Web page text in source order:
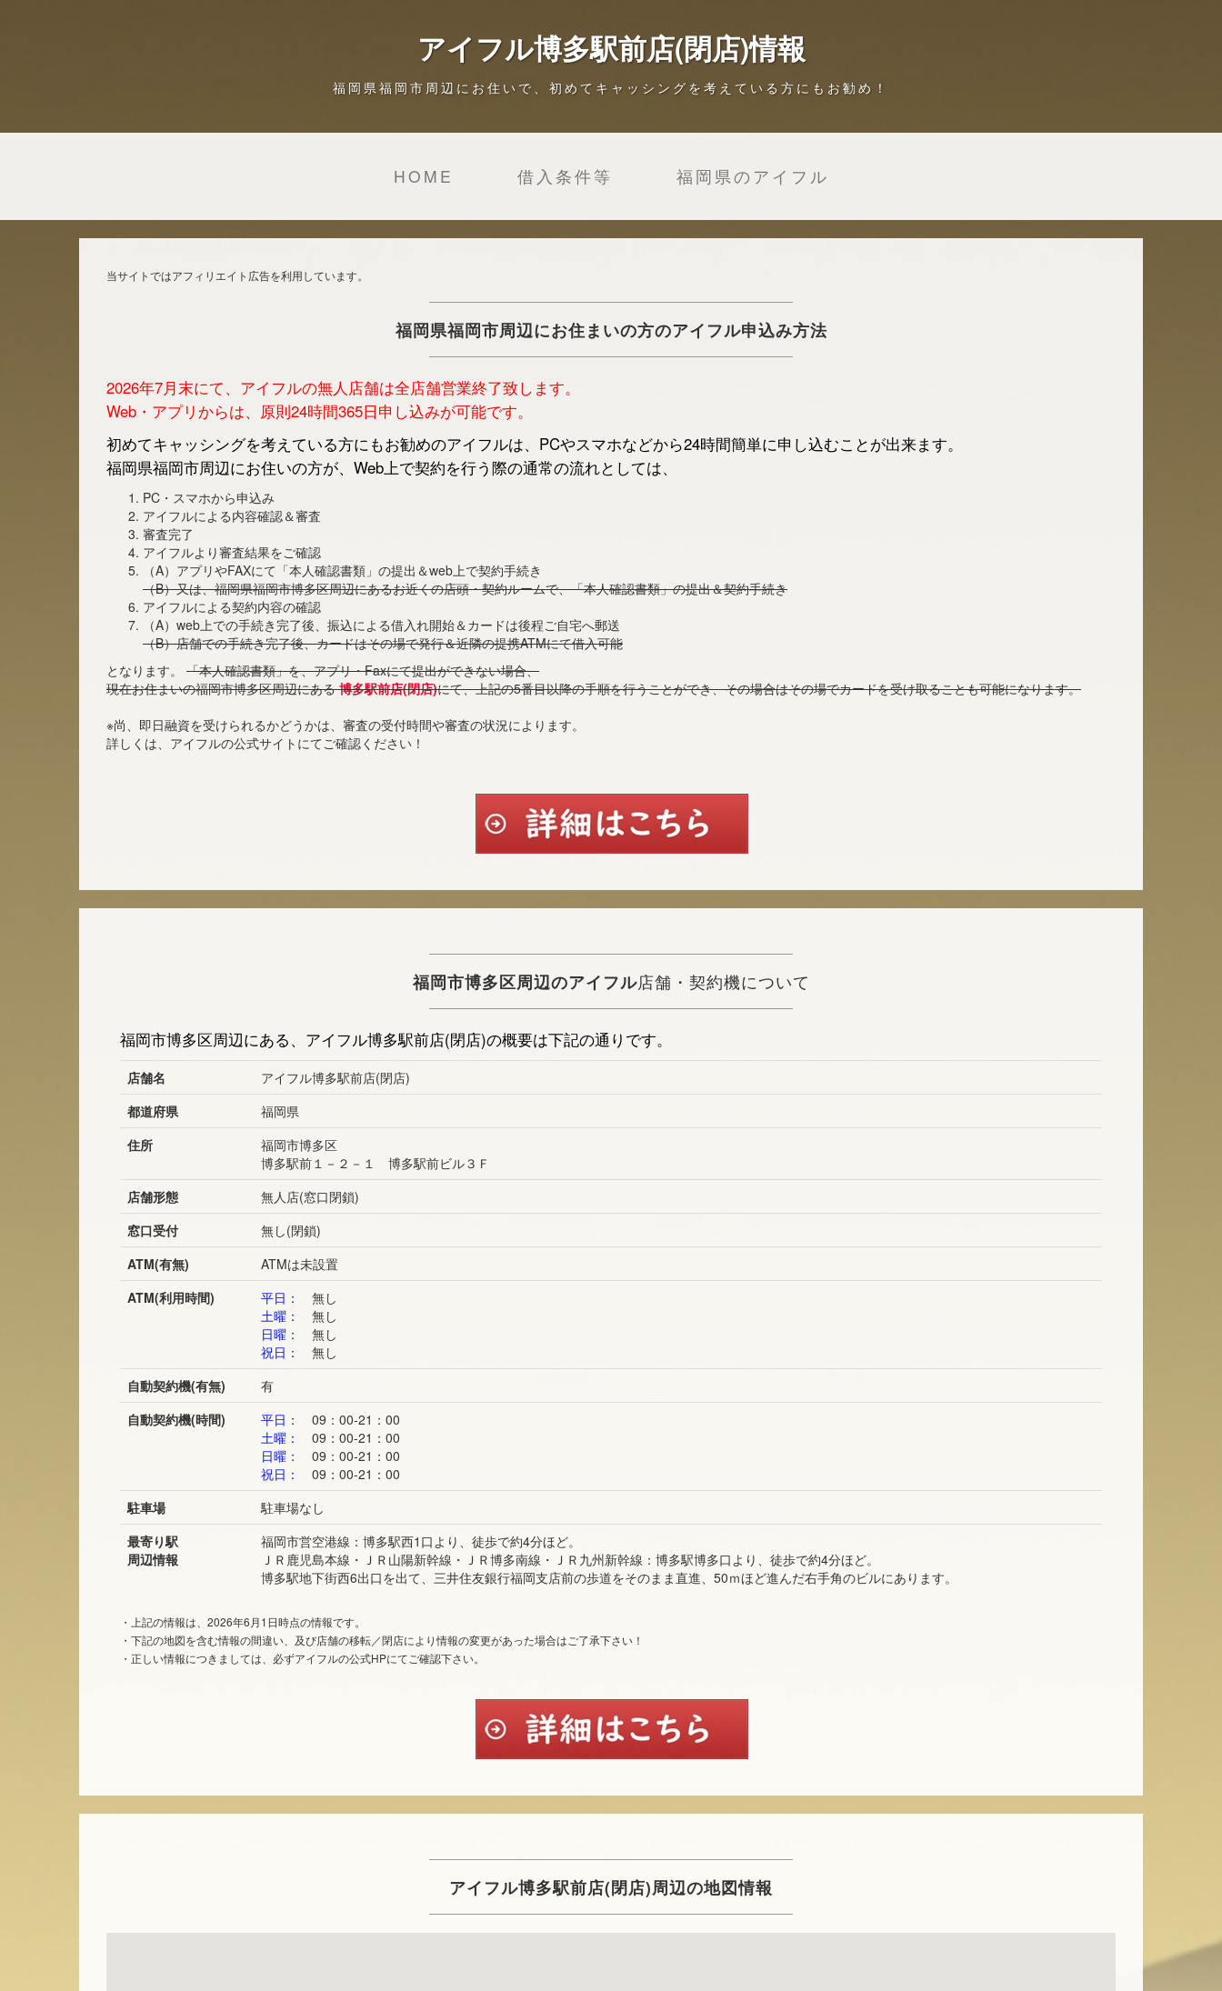
アイフル博多駅前店(閉店)情報
福岡県福岡市周辺にお住いで、初めてキャッシングを考えている方にもお勧め！
HOME 借入条件等 福岡県のアイフル
当サイトではアフィリエイト広告を利用しています。
福岡県福岡市周辺にお住まいの方のアイフル申込み方法
2026年7月末にて、アイフルの無人店舗は全店舗営業終了致します。
Web・アプリからは、原則24時間365日申し込みが可能です。
初めてキャッシングを考えている方にもお勧めのアイフルは、PCやスマホなどから24時間簡単に申し込むことが出来ます。
福岡県福岡市周辺にお住いの方が、Web上で契約を行う際の通常の流れとしては、
PC・スマホから申込み
アイフルによる内容確認＆審査
審査完了
アイフルより審査結果をご確認
（A）アプリやFAXにて「本人確認書類」の提出＆web上で契約手続き
（B）又は、福岡県福岡市博多区周辺にあるお近くの店頭・契約ルームで、「本人確認書類」の提出＆契約手続き
アイフルによる契約内容の確認
（A）web上での手続き完了後、振込による借入れ開始＆カードは後程ご自宅へ郵送
（B）店舗での手続き完了後、カードはその場で発行＆近隣の提携ATMにて借入可能
となります。 「本人確認書類」を、アプリ・Faxにて提出ができない場合、
現在お住まいの福岡市博多区周辺にある博多駅前店(閉店)にて、上記の5番目以降の手順を行うことができ、その場合はその場でカードを受け取ることも可能になります。
※尚、即日融資を受けられるかどうかは、審査の受付時間や審査の状況によります。
詳しくは、アイフルの公式サイトにてご確認ください！
福岡市博多区周辺のアイフル店舗・契約機について
福岡市博多区周辺にある、アイフル博多駅前店(閉店)の概要は下記の通りです。
店舗名
アイフル博多駅前店(閉店)
都道府県
福岡県
住所
福岡市博多区
博多駅前１－２－１ 博多駅前ビル３Ｆ
店舗形態
無人店(窓口閉鎖)
窓口受付
無し(閉鎖)
ATM(有無)
ATMは未設置
ATM(利用時間)
平日：
無し
土曜：
無し
日曜：
無し
祝日：
無し
自動契約機(有無)
有
自動契約機(時間)
平日：
09：00-21：00
土曜：
09：00-21：00
日曜：
09：00-21：00
祝日：
09：00-21：00
駐車場
駐車場なし
最寄り駅
周辺情報
福岡市営空港線：博多駅西1口より、徒歩で約4分ほど。
ＪＲ鹿児島本線・ＪＲ山陽新幹線・ＪＲ博多南線・ＪＲ九州新幹線：博多駅博多口より、徒歩で約4分ほど。
博多駅地下街西6出口を出て、三井住友銀行福岡支店前の歩道をそのまま直進、50ｍほど進んだ右手角のビルにあります。
・上記の情報は、2026年6月1日時点の情報です。
・下記の地図を含む情報の間違い、及び店舗の移転／閉店により情報の変更があった場合はご了承下さい！
・正しい情報につきましては、必ずアイフルの公式HPにてご確認下さい。
アイフル博多駅前店(閉店)周辺の地図情報